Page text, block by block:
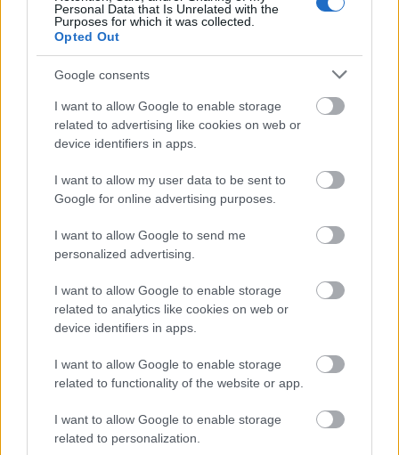
Personal Data that Is Unrelated with the
Purposes for which it was collected.
Opted Out
Google consents
I want to allow Google to enable storage
related to advertising like cookies on web or
device identifiers in apps.
I want to allow my user data to be sent to
Google for online advertising purposes.
I want to allow Google to send me
personalized advertising.
I want to allow Google to enable storage
related to analytics like cookies on web or
device identifiers in apps.
I want to allow Google to enable storage
related to functionality of the website or app.
I want to allow Google to enable storage
related to personalization.
SZJA-mentességa bér jellegű jövedelmekre
terjed ki. Ez a klasszikus munkabér mellett a
közfoglalkoztatási díjra, tisztségviselői díjazásra
vagy akár a nevelőszülői díjra is vonatkozik.
Nem érvényes azonban az osztalékra, a kamatra
és az árfolyamnyereségre, vagyis a
tőkejövedelmek után továbbra is kell adót
fizetni. Ugyanez a helyzet például a
végkielégítéssel is, ott sem alkalmazható a
mentesség.